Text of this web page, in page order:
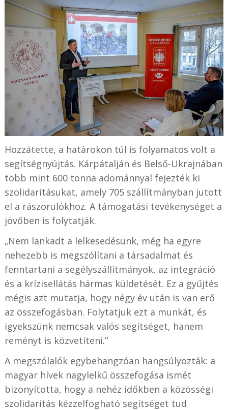
Hozzátette, a határokon túl is folyamatos volt a
segítségnyújtás. Kárpátalján és Belső-Ukrajnában
több mint 600 tonna adománnyal fejezték ki
szolidaritásukat, amely 705 szállítmányban jutott
el a rászorulókhoz. A támogatási tevékenységet a
jövőben is folytatják.
„Nem lankadt a lelkesedésünk, még ha egyre
nehezebb is megszólítani a társadalmat és
fenntartani a segélyszállítmányok, az integráció
és a krízisellátás hármas küldetését. Ez a gyűjtés
mégis azt mutatja, hogy négy év után is van erő
az összefogásban. Folytatjuk ezt a munkát, és
igyekszünk nemcsak valós segítséget, hanem
reményt is közvetíteni.”
A megszólalók egybehangzóan hangsúlyozták: a
magyar hívek nagylelkű összefogása ismét
bizonyította, hogy a nehéz időkben a közösségi
szolidaritás kézzelfogható segítséget tud